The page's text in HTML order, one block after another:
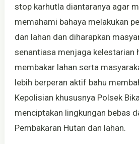
stop karhutla diantaranya agar
memahami bahaya melakukan
dan lahan dan diharapkan
senantiasa menjaga kelestarian
membakar lahan serta
lebih berperan aktif bahu
Kepolisian khususnya Polsek
menciptakan lingkungan bebas
Pembakaran Hutan dan lahan.